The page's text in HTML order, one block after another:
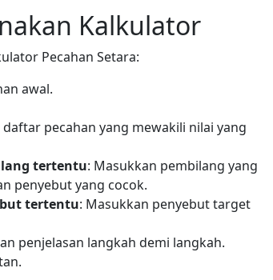
Kalkulator
Pecahan Setara:
awal.
daftar pecahan yang mewakili nilai yang
tertentu: Masukkan pembilang yang
penyebut yang cocok.
tertentu: Masukkan penyebut target
penjelasan langkah demi langkah.